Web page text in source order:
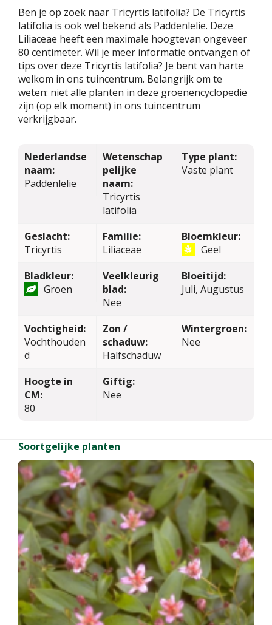
Ben je op zoek naar Tricyrtis latifolia? De Tricyrtis
latifolia is ook wel bekend als Paddenlelie. Deze
Liliaceae heeft een maximale hoogtevan ongeveer
80 centimeter. Wil je meer informatie ontvangen of
tips over deze Tricyrtis latifolia? Je bent van harte
welkom in ons tuincentrum. Belangrijk om te
weten: niet alle planten in deze groenencyclopedie
zijn (op elk moment) in ons tuincentrum
verkrijgbaar.
Nederlandse
naam:
Paddenlelie
Wetenschap
pelijke
naam:
Tricyrtis
latifolia
Type plant:
Vaste plant
Geslacht:
Tricyrtis
Familie:
Liliaceae
Bloemkleur:
Geel
Bladkleur:
Groen
Veelkleurig
blad:
Nee
Bloeitijd:
Juli, Augustus
Vochtigheid:
Vochthouden
d
Zon /
schaduw:
Halfschaduw
Wintergroen:
Nee
Hoogte in
CM:
80
Giftig:
Nee
Soortgelijke planten